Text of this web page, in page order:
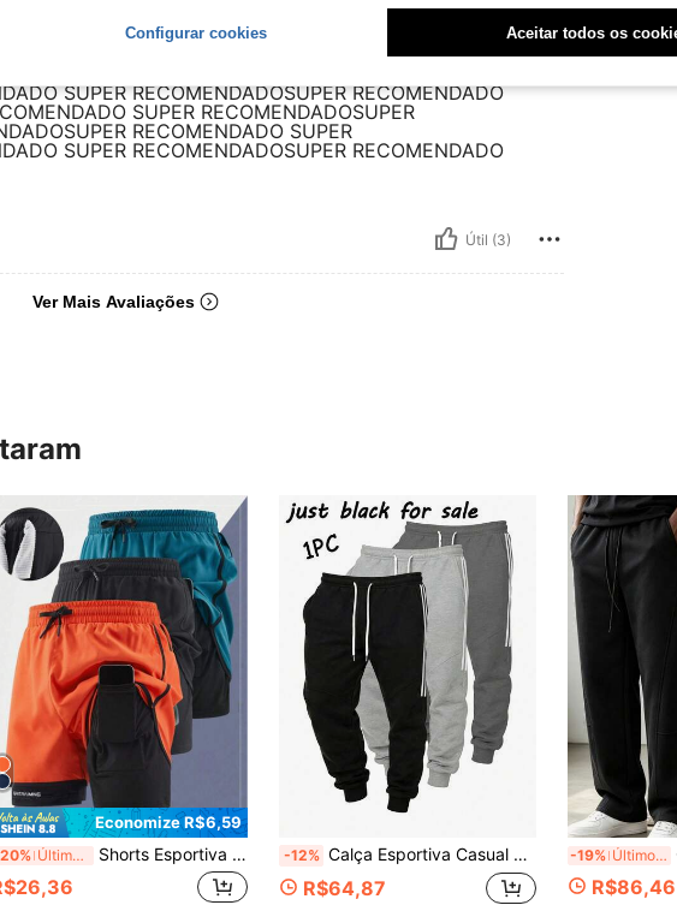
RECOMENDADO SUPER
SUPER RECOMENDADOSUPER RECOMENDADO
SUPER RECOMENDADOSUPER
RECOMENDADO SUPER
SUPER RECOMENDADOSUPER RECOMENDADO
SUPER RECOMENDADOSUPER
RECOMENDADO SUPER
SUPER RECOMENDADOSUPER RECOMENDADO
Útil (3)
Ver Mais Avaliações
Economize R$6,59
Últimos 3 dias Shorts Esportiva Casual Masculina, Shorts Masculina para Uso Externo, Shorts Esportiva 2 em 1 Masculina para Verão, Tecido Respirável e de Secagem Rápida, Design Anti-Exposição, Bolso Interno, Cintura Pode Pendurar Toalha [Acessórios Não Incluídos, Acessórios São Apenas para Efeito de Exibição], Adequada para Esportes ao Ar Livre, Treinamento, Corrida, Ioga, Ciclismo, Caminhada, Basquete -12% Calça Esportiva Casual Masculina, Adequada para Todas as Estações, Design com Listras Laterais, Tecido Macio e Amigável à Pele, Adequada para Esportes ao Ar Livre e Fitness
R$64,87
-19% Últimos 3 dias
R$86,46
Configurar cookies Aceitar todos os